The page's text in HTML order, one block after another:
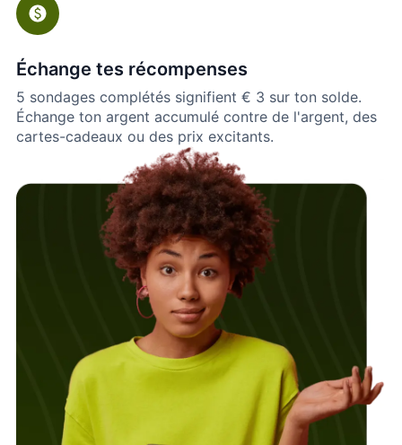
Échange tes récompenses
5 sondages complétés signifient € 3 sur ton solde.
Échange ton argent accumulé contre de l'argent, des
cartes-cadeaux ou des prix excitants.